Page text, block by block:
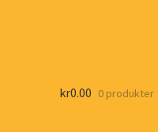
kr0.00 0 produkter